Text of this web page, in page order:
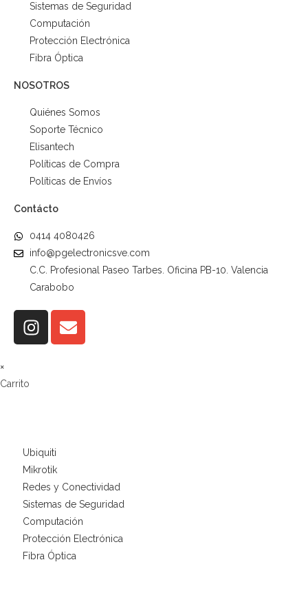
Sistemas de Seguridad
Computación
Protección Electrónica
Fibra Óptica
NOSOTROS
Quiénes Somos
Soporte Técnico
Elisantech
Políticas de Compra
Políticas de Envíos
Contácto
0414 4080426
info@pgelectronicsve.com
C.C. Profesional Paseo Tarbes. Oficina PB-10. Valencia
Carabobo
×
Carrito
Ubiquiti
Mikrotik
Redes y Conectividad
Sistemas de Seguridad
Computación
Protección Electrónica
Fibra Óptica